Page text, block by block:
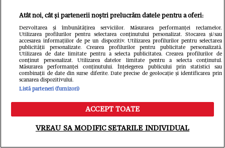
invitați: „O să fie și alcool la
petrecere, pentru că au 18 ani și nu
mai pot să spun NU”. Ce relație are
acum Ruxandra cu tatăl ei,
Alexandru Papadopol / EXCLUSIV
Meniu Caută
Atât noi, cât și partenerii noștri prelucrăm datele pentru a oferi:
Dezvoltarea și îmbunătățirea serviciilor. Măsurarea performanței reclamelor.
Utilizarea profilurilor pentru selectarea conținutului personalizat. Stocarea și/sau
accesarea informațiilor de pe un dispozitiv. Utilizarea profilurilor pentru selectarea
publicității personalizate. Crearea profilurilor pentru publicitate personalizată.
Utilizarea de date limitate pentru a selecta publicitatea. Crearea profilurilor de
conținut personalizat. Utilizarea datelor limitate pentru a selecta conținutul.
Măsurarea performanței conținutului. Înțelegerea publicului prin statistici sau
combinații de date din surse diferite. Date precise de geolocație și identificarea prin
scanarea dispozitivului.
Listă parteneri (furnizori)
ACCEPT TOATE
VREAU SA MODIFIC SETARILE INDIVIDUAL